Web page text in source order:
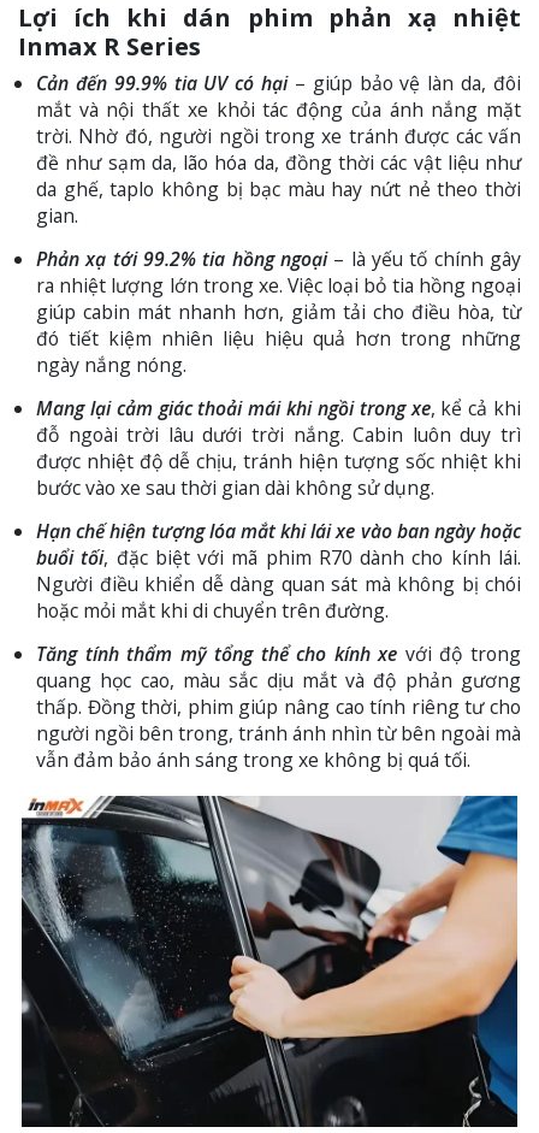
Lợi ích khi dán phim phản xạ nhiệt
Inmax R Series
Cản đến 99.9% tia UV có hại– giúp bảo vệ làn da, đôi
mắt và nội thất xe khỏi tác động của ánh nắng mặt
trời. Nhờ đó, người ngồi trong xe tránh được các vấn
đề như sạm da, lão hóa da, đồng thời các vật liệu như
da ghế, taplo không bị bạc màu hay nứt nẻ theo thời
gian.
Phản xạ tới 99.2% tia hồng ngoại– là yếu tố chính gây
ra nhiệt lượng lớn trong xe. Việc loại bỏ tia hồng ngoại
giúp cabin mát nhanh hơn, giảm tải cho điều hòa, từ
đó tiết kiệm nhiên liệu hiệu quả hơn trong những
ngày nắng nóng.
Mang lại cảm giác thoải mái khi ngồi trong xe, kể cả khi
đỗ ngoài trời lâu dưới trời nắng. Cabin luôn duy trì
được nhiệt độ dễ chịu, tránh hiện tượng sốc nhiệt khi
bước vào xe sau thời gian dài không sử dụng.
Hạn chế hiện tượng lóa mắt khi lái xe vào ban ngày hoặc
buổi tối, đặc biệt với mã phim R70 dành cho kính lái.
Người điều khiển dễ dàng quan sát mà không bị chói
hoặc mỏi mắt khi di chuyển trên đường.
Tăng tính thẩm mỹ tổng thể cho kính xe với độ trong
quang học cao, màu sắc dịu mắt và độ phản gương
thấp. Đồng thời, phim giúp nâng cao tính riêng tư cho
người ngồi bên trong, tránh ánh nhìn từ bên ngoài mà
vẫn đảm bảo ánh sáng trong xe không bị quá tối.